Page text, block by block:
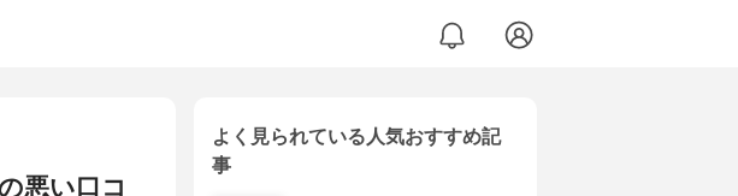
悪い口コ
よく見られている人気おすすめ記
事